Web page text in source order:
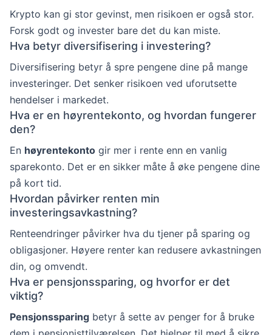
Krypto kan gi stor gevinst, men risikoen er også stor.
Forsk godt og invester bare det du kan miste.
Hva betyr diversifisering i investering?
Diversifisering betyr å spre pengene dine på mange
investeringer. Det senker risikoen ved uforutsette
hendelser i markedet.
Hva er en høyrentekonto, og hvordan fungerer
den?
En høyrentekonto gir mer i rente enn en vanlig
sparekonto. Det er en sikker måte å øke pengene dine
på kort tid.
Hvordan påvirker renten min
investeringsavkastning?
Renteendringer påvirker hva du tjener på sparing og
obligasjoner. Høyere renter kan redusere avkastningen
din, og omvendt.
Hva er pensjonssparing, og hvorfor er det
viktig?
Pensjonssparing betyr å sette av penger for å bruke